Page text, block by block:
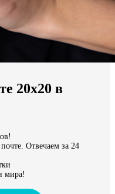
20х20 в
Отвечаем за 24
мира!